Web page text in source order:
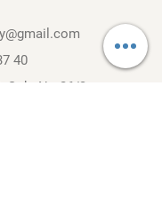
40
Sok. No.26/3